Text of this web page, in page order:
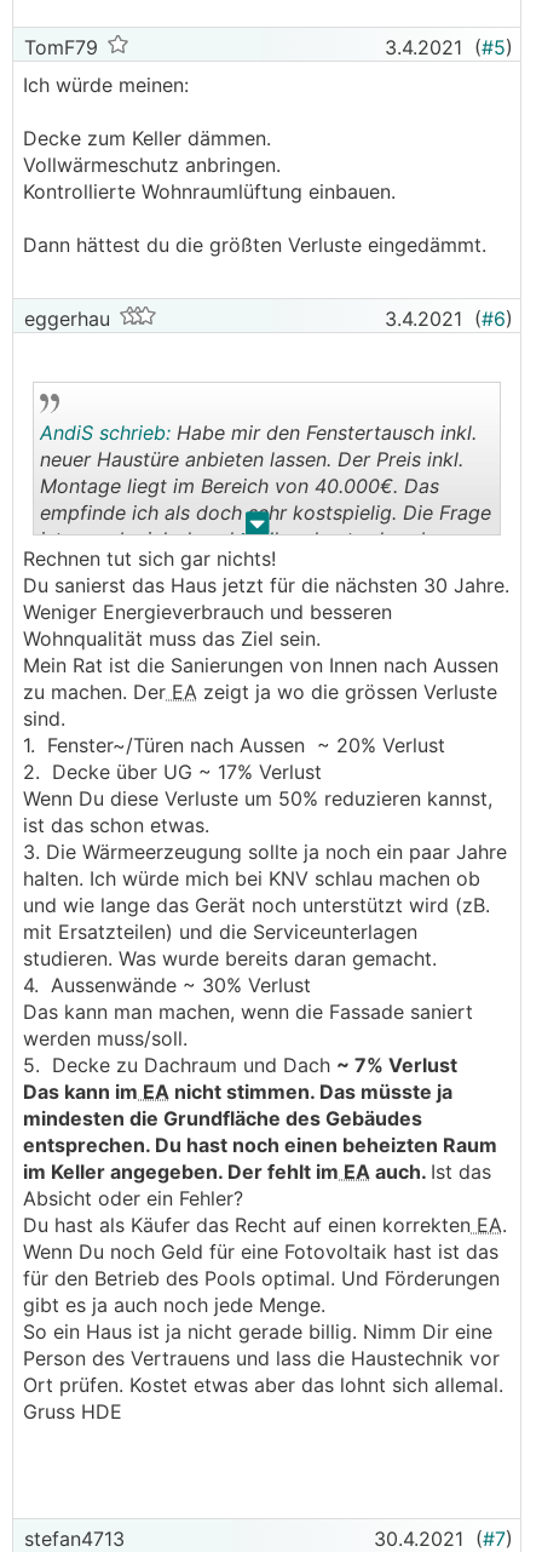
TomF79 3.4.2021 (#5)
Ich würde meinen:
Decke zum Keller dämmen.
Vollwärmeschutz anbringen.
Kontrollierte Wohnraumlüftung einbauen.
Dann hättest du die größten Verluste eingedämmt.
eggerhau 3.4.2021 (#6)
. .
AndiS schrieb: Habe mir den Fenstertausch inkl.
neuer Haustüre anbieten lassen. Der Preis inkl.
Montage liegt im Bereich von 40.000€. Das
empfinde ich als doch sehr kostspielig. Die Frage
ist nun ob sich das aktuell rechnet oder ob man
die Fenster nicht doch lieber noch drin lässt und
erst später tauscht.
Rechnen tut sich gar nichts!
Du sanierst das Haus jetzt für die nächsten 30 Jahre.
Weniger Energieverbrauch und besseren
Wohnqualität muss das Ziel sein.
Mein Rat ist die Sanierungen von Innen nach Aussen
zu machen. Der EA zeigt ja wo die grössen Verluste
sind.
1. Fenster~/Türen nach Aussen ~ 20% Verlust
2. Decke über UG ~ 17% Verlust
Wenn Du diese Verluste um 50% reduzieren kannst,
ist das schon etwas.
3. Die Wärmeerzeugung sollte ja noch ein paar Jahre
halten. Ich würde mich bei KNV schlau machen ob
und wie lange das Gerät noch unterstützt wird (zB.
mit Ersatzteilen) und die Serviceunterlagen
studieren. Was wurde bereits daran gemacht.
4. Aussenwände ~ 30% Verlust
Das kann man machen, wenn die Fassade saniert
werden muss/soll.
5. Decke zu Dachraum und Dach ~ 7% Verlust
Das kann im EA nicht stimmen. Das müsste ja
mindesten die Grundfläche des Gebäudes
entsprechen. Du hast noch einen beheizten Raum
im Keller angegeben. Der fehlt im EA auch. Ist das
Absicht oder ein Fehler?
Du hast als Käufer das Recht auf einen korrekten EA.
Wenn Du noch Geld für eine Fotovoltaik hast ist das
für den Betrieb des Pools optimal. Und Förderungen
gibt es ja auch noch jede Menge.
So ein Haus ist ja nicht gerade billig. Nimm Dir eine
Person des Vertrauens und lass die Haustechnik vor
Ort prüfen. Kostet etwas aber das lohnt sich allemal.
Gruss HDE
stefan4713 30.4.2021 (#7)